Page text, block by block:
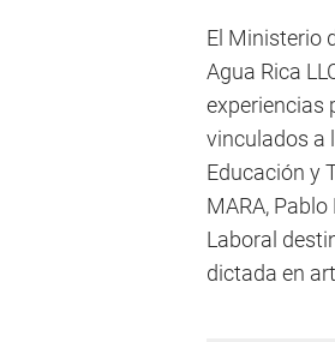
El Ministerio
Agua Rica
experiencias
vinculados a
Educación y
MARA,
Laboral
dictada en